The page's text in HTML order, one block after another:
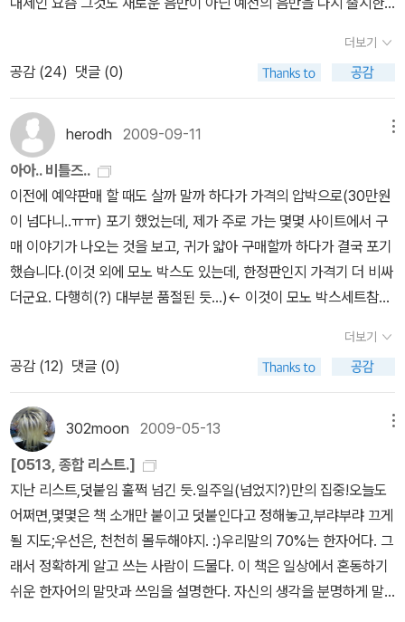
데 그런 일반적인 우려를 깨고 비틀즈의 음반은 의외로 선전을 하며
많은 사람들의 사랑을 받고 있다. 비틀즈 음반을 가지고 있는 나도 혹
해서 몇 장 구입했다. 같은 노래를 담은 시디를 또 구입한다는 것은 그
들을 크게 좋아하지 않는 사람들의 입장에서는 이해하지 못할 행동일
수도 있다.보드리야르가 현대 사회의 소비행태는 개인의 욕망을 과시
하는 측면이 강하다고 지적을 하고 있지만, 비틀즈 음반을 새로 구입
하는 소비행태는 그런 물신적인 면으로 접근하기는 힘들지 않을까 한
다.비틀즈를 좋아하는 팬으로서 그리고 음악을 좋아하는입장에서 이
는그들의 노래에서 묻어나는 추억을 소비하는 것이 아닌가 한다.특히
음악이나 영화는 그 작품이 가지는 강한 작품성이나 오락성도중요하
지만 그 문화를 같이 소비하고 호흡한 동시대를 추억하는 강한 매개
체가 된다.21세기로 접어든 지금. 음악이나 영화 등에 불어닥치는 복
고 열풍은 그와 같은트랜드를 만들어내는작가들이 전부 8,90년대를
들의 눈과 귀를 자극하는 것 같다.그런 점에서 본다면 비틀즈는 그 시
기가 아님에도 불구하고 아직까지도 연령대를 불문하고 많은 이들의
사랑을 받고 있다는 것 자체가 특이하다. 그만큼 그들의음악은시대를
초월하는 매력적인 측면이 있다.오늘도 아마지구라는 별 어느 곳에서
는 그들의 음악이 흘러나오고 있을 것이다.점점 모든 것이 정보화되
어가고 소프트웨어를 소유한다는 것 자체가 별의미가 없어져 가는 사
회가 도래하는 것 같다. 제러미 리프킨이 이야기한 것처럼 소유가 종
말을 고하는 시대가 오는 것인가. 모든 음악은 컴퓨터를 통해 다운을
더보기
공감 (24) 댓글 (0)
herodh 2009-09-11
아아.. 비틀즈..
이전에 예약판매 할 때도 살까 말까 하다가 가격의 압박으로(30만원
이 넘다니..ㅠㅠ) 포기 했었는데, 제가 주로 가는 몇몇 사이트에서 구
매 이야기가 나오는 것을 보고, 귀가 얇아 구매할까 하다가 결국 포기
했습니다.(이것 외에 모노 박스도 있는데, 한정판인지 가격기 더 비싸
더군요. 다행히(?) 대부분 품절된 듯...)<- 이것이 모노 박스세트참고
총 14개 음반에 16CD입니다. 스테레오 박스세트의 1DVD는 따로
판매되지는 않으나안의 내용(다큐라고 하던데)은 각 음반에 포함되
어 있다고 하더군요. 가격 계산을 해보니 23만원 대(박스세트와 거의
6-7만원 더 쌉니다. 나머지는 박스하고 DVD 가격?)입니다. 혹 좀더
싸게 사겠다 싶으신 분들은 박스세트 대신 따로 음반을 사는 것도.. 저
는 이것도 가격이 너무 커서 고민을...
더보기
공감 (12) 댓글 (0)
302moon 2009-05-13
[0513, 종합 리스트.]
지난 리스트,덧붙임 훌쩍 넘긴 듯.일주일(넘었지?)만의 집중!오늘도
어쩌면,몇몇은 책 소개만 붙이고 덧붙인다고 정해놓고,부랴부랴 끄게
될 지도;우선은, 천천히 몰두해야지. :)우리말의 70%는 한자어다. 그
래서 정확하게 알고 쓰는 사람이 드물다. 이 책은 일상에서 혼동하기
쉬운 한자어의 말맛과 쓰임을 설명한다. 자신의 생각을 분명하게 말